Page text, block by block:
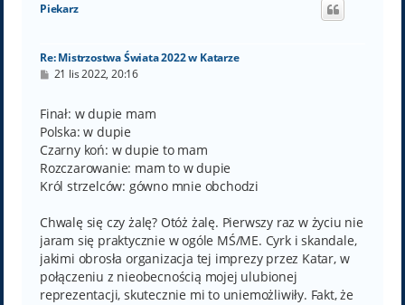
Piekarz
Re: Mistrzostwa Świata 2022 w Katarze
P
t
21 lis 2022, 20:16
Finał: w dupie mam
Polska: w dupie
Czarny koń: w dupie to mam
Rozczarowanie: mam to w dupie
Król strzelców: gówno mnie obchodzi
Chwalę się czy żalę? Otóż żalę. Pierwszy raz w życiu nie
jaram się praktycznie w ogóle MŚ/ME. Cyrk i skandale,
jakimi obrosła organizacja tej imprezy przez Katar, w
połączeniu z nieobecnością mojej ulubionej
reprezentacji, skutecznie mi to uniemożliwiły. Fakt, że